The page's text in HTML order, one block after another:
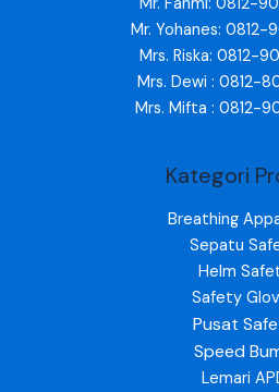
Mr. Yohanes:
Mrs. Riska: 0812-
Mrs. Dewi : 0812-
Mrs. Mifta : 0812-
Kategori
Breathing
Sepatu
Helm
Safety
Pusat
Speed
Lemari